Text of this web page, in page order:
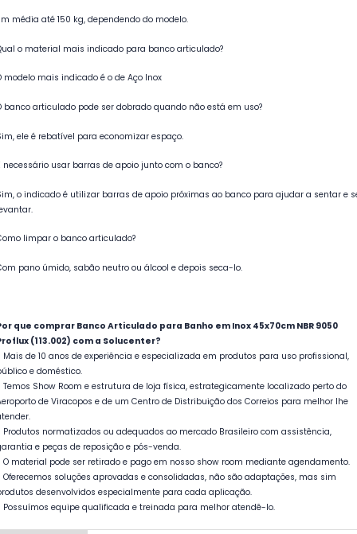
média até 150 kg, dependendo do modelo.
o material mais indicado para banco articulado?
modelo mais indicado é o de Aço Inox
banco articulado pode ser dobrado quando não está em uso?
ele é rebatível para economizar espaço.
necessário usar barras de apoio junto com o banco?
o indicado é utilizar barras de apoio próximas ao banco para ajudar a sentar e
limpar o banco articulado?
pano úmido, sabão neutro ou álcool e depois seca-lo.
que comprar Banco Articulado para Banho em Inox 45x70cm NBR 9050
(113.002) com a Solucenter?
Mais de 10 anos de experiência e especializada em produtos para uso profissional,
e doméstico.
Temos Show Room e estrutura de loja física, estrategicamente localizado perto do
de Viracopos e de um Centro de Distribuição dos Correios para melhor lhe
Produtos normatizados ou adequados ao mercado Brasileiro com assistência,
e peças de reposição e pós-venda.
O material pode ser retirado e pago em nosso show room mediante agendamento.
Oferecemos soluções aprovadas e consolidadas, não são adaptações, mas sim
desenvolvidos especialmente para cada aplicação.
Possuímos equipe qualificada e treinada para melhor atendê-lo.